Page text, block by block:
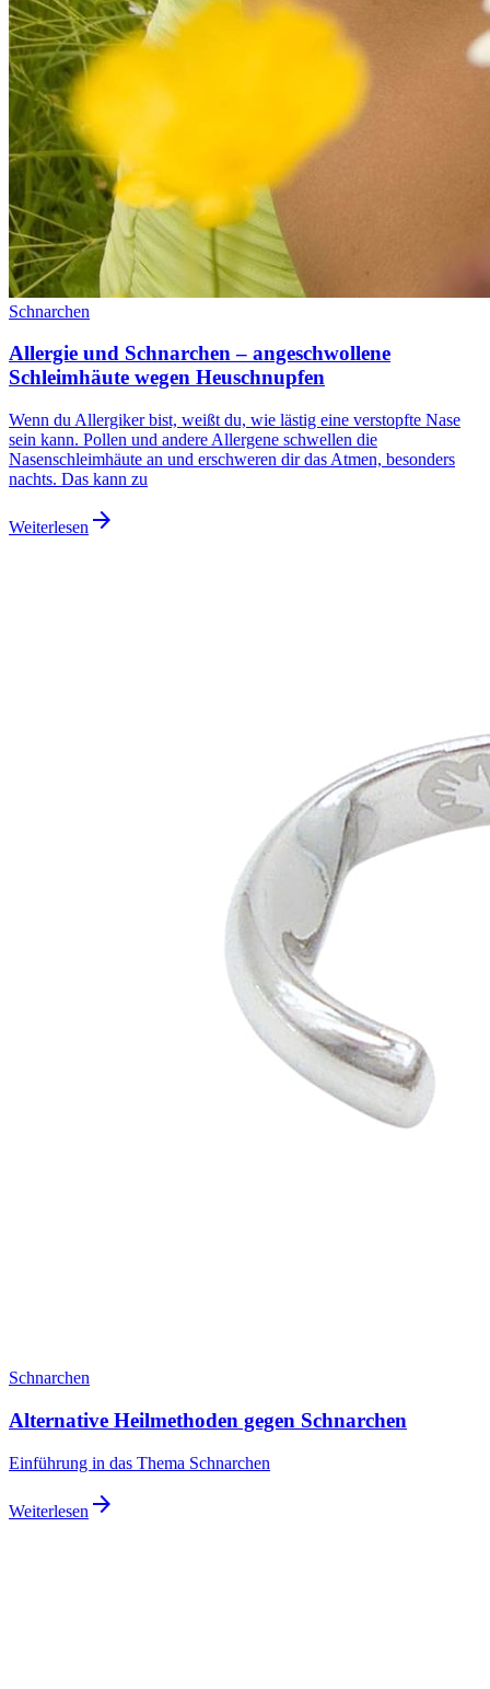
Schnarchen
Allergie und Schnarchen – angeschwollene
Schleimhäute wegen Heuschnupfen
Wenn du Allergiker bist, weißt du, wie lästig eine verstopfte Nase
sein kann. Pollen und andere Allergene schwellen die
Nasenschleimhäute an und erschweren dir das Atmen, besonders
nachts. Das kann zu
Weiterlesen arrow_forward
Schnarchen
Alternative Heilmethoden gegen Schnarchen
Einführung in das Thema Schnarchen
Weiterlesen arrow_forward